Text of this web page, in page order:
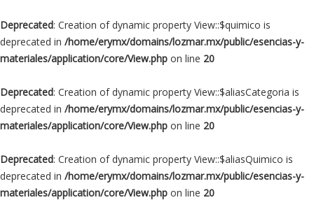
Deprecated: Creation of dynamic property View::$quimico is
deprecated in /home/erymx/domains/lozmar.mx/public/esencias-y-
materiales/application/core/View.php on line 20
Deprecated: Creation of dynamic property View::$aliasCategoria is
deprecated in /home/erymx/domains/lozmar.mx/public/esencias-y-
materiales/application/core/View.php on line 20
Deprecated: Creation of dynamic property View::$aliasQuimico is
deprecated in /home/erymx/domains/lozmar.mx/public/esencias-y-
materiales/application/core/View.php on line 20